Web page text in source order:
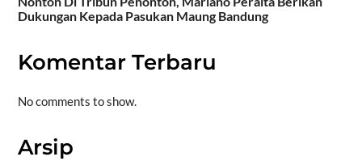
Dukungan Kepada Pasukan Maung Bandung
Komentar Terbaru
No comments to show.
Arsip